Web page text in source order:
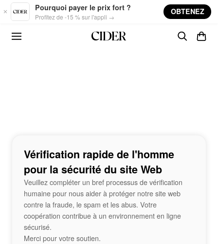
Skip to main content
Pourquoi payer le prix fort ?
Profitez de -15 % sur l'appli →
OBTENEZ
Vérification rapide de l'homme
pour la sécurité du site Web
Veuillez compléter un bref processus de vérification
humaine pour nous aider à protéger notre site web
contre la fraude, le spam et les abus. Votre
coopération contribue à un environnement en ligne
sécurisé.
Merci pour votre soutien.